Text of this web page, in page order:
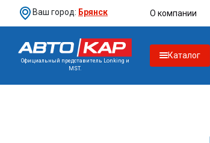
Ваш город: Брянск О компании
Официальный представитель Lonking и
MST.
Каталог